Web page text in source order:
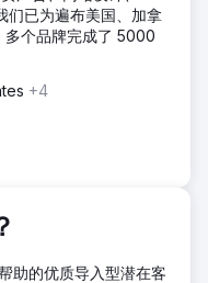
期增长。
们已为遍布美国、加拿
多个品牌完成了 5000
+4
助的优质导入型潜在客